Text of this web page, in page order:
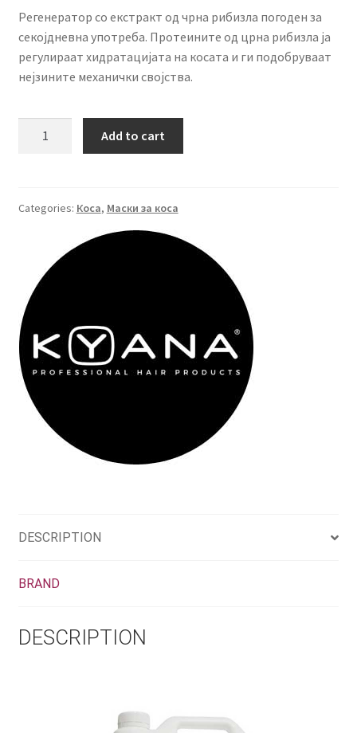
Регенератор со екстракт од чрна рибизла погоден за
секојдневна употреба. Протеините од црна рибизла ја
регулираат хидратацијата на косата и ги подобруваат
нејзините механички својства.
5l
Add to cart
Categories: Коса, Маски за коса
DESCRIPTION
BRAND
DESCRIPTION